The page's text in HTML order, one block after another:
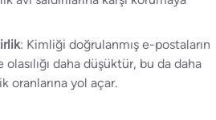
: Kimliği doğrulanmış e-postaların
daha düşüktür, bu da daha
oranlarına yol açar.